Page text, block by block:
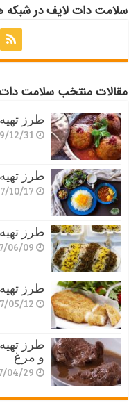
سلامت دات لایف در شبکه
مقالات منتخب سلامت
طرز
12/31
طرز تهیه
10/17
طرز
06/09
طرز
05/12
طرز
و مرغ
04/29